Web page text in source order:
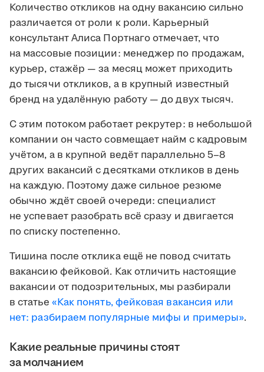
Количество откликов на одну вакансию сильно
различается от роли к роли. Карьерный
консультант Алиса Портнаго отмечает, что
на массовые позиции: менеджер по продажам,
курьер, стажёр — за месяц может приходить
до тысячи откликов, а в крупный известный
бренд на удалённую работу — до двух тысяч.
С этим потоком работает рекрутер: в небольшой
компании он часто совмещает найм с кадровым
учётом, а в крупной ведёт параллельно 5–8
других вакансий с десятками откликов в день
на каждую. Поэтому даже сильное резюме
обычно ждёт своей очереди: специалист
не успевает разобрать всё сразу и двигается
по списку постепенно.
Тишина после отклика ещё не повод считать
вакансию фейковой. Как отличить настоящие
вакансии от подозрительных, мы разбирали
в статье «Как понять, фейковая вакансия или
нет: разбираем популярные мифы и примеры».
Какие реальные причины стоят
за молчанием